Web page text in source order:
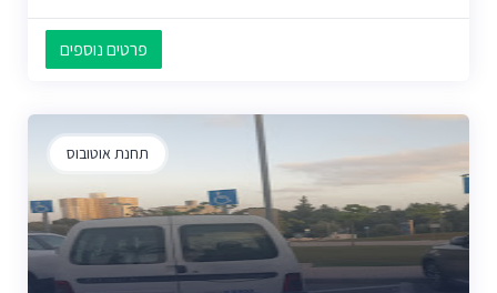
פרטים נוספים
תחנת אוטובוס